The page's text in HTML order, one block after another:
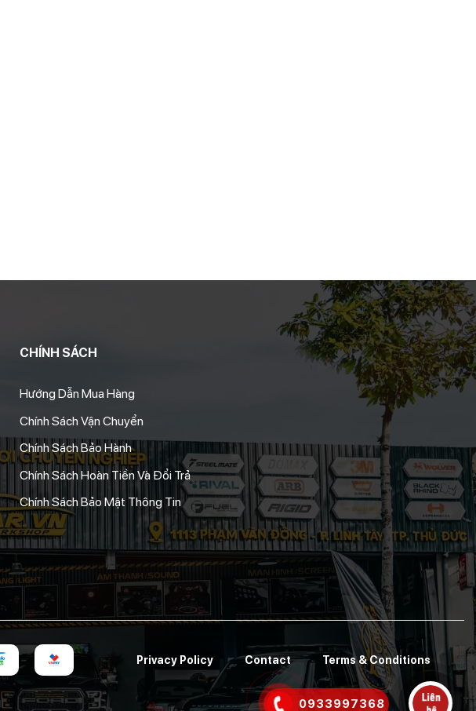
CHÍNH SÁCH
Hướng Dẫn Mua Hàng
Chính Sách Vận Chuyển
Chính Sách Bảo Hành
Chính Sách Hoàn Tiền Và Đổi Trả
Chính Sách Bảo Mật Thông Tin
Privacy Policy Contact Terms & Conditions
0933997368